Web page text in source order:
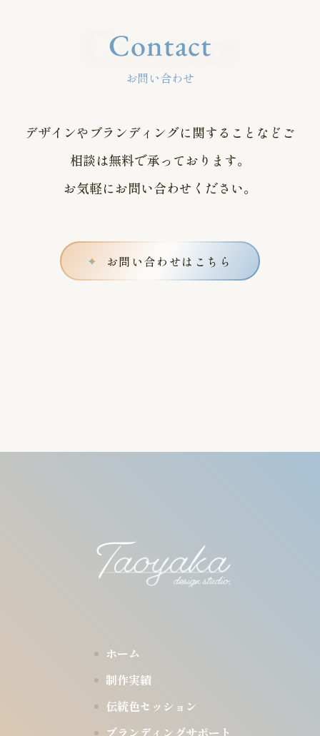
Contact
Contact
お問い合わせ
デザインやブランディングに関することなど ご
相談は無料で承っております。
お気軽にお問い合わせください。
お問い合わせはこちら
ホーム
制作実績
伝統色セッション